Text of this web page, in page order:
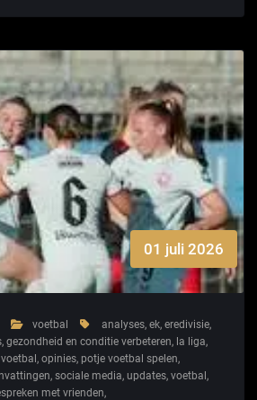
01 juli 2026
voetbal analyses, ek, eredivisie,
, gezondheid en conditie verbeteren, la liga,
, opinies, potje voetbal spelen,
, sociale media, updates, voetbal,
met vrienden,